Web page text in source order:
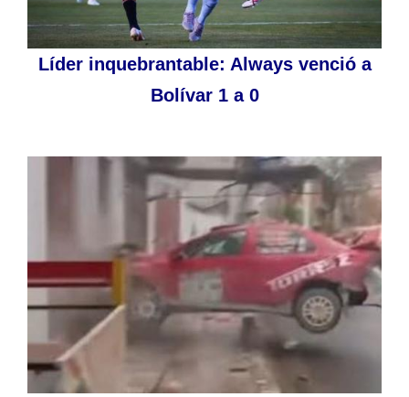
Líder inquebrantable: Always venció a
Bolívar 1 a 0